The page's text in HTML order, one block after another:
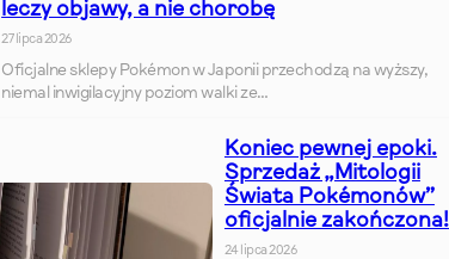
leczy objawy, a nie chorobę
27 lipca 2026
Oficjalne sklepy Pokémon w Japonii przechodzą na wyższy,
niemal inwigilacyjny poziom walki ze…
Koniec pewnej epoki.
Sprzedaż „Mitologii
Świata Pokémonów”
oficjalnie zakończona!
24 lipca 2026